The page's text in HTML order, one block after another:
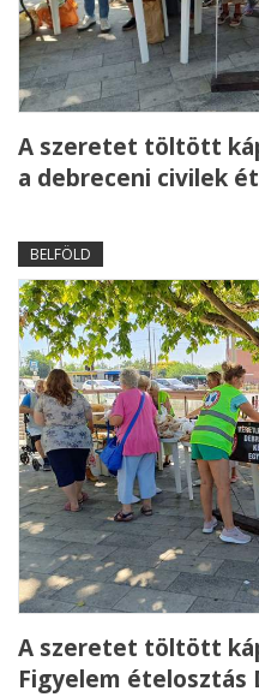
A szeretet töltött
a debreceni civilek
BELFÖLD
A szeretet töltött
Figyelem ételosztás